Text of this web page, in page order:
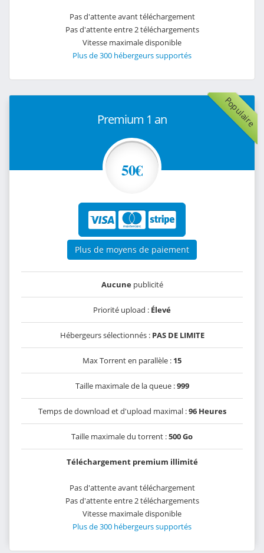
Pas d'attente avant téléchargement
Pas d'attente entre 2 téléchargements
Vitesse maximale disponible
Plus de 300 hébergeurs supportés
Populaire
Premium 1 an
50€
Plus de moyens de paiement
Aucunepublicité
Priorité upload : Élevé
Hébergeurs sélectionnés : PAS DE LIMITE
Max Torrent en parallèle : 15
Taille maximale de la queue :999
Temps de download et d'upload maximal :96 Heures
Taille maximale du torrent :500 Go
Téléchargement premium illimité
Pas d'attente avant téléchargement
Pas d'attente entre 2 téléchargements
Vitesse maximale disponible
Plus de 300 hébergeurs supportés